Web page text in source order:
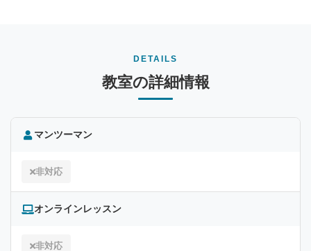
DETAILS
教室の詳細情報
マンツーマン
非対応
オンラインレッスン
非対応